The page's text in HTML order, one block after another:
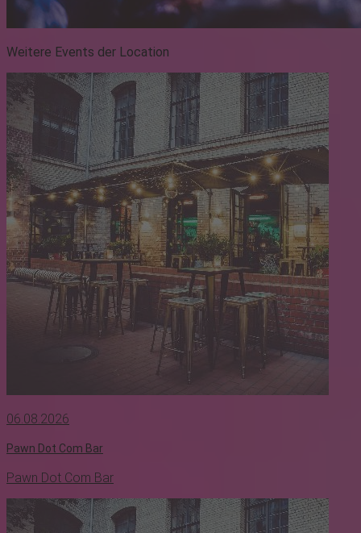
Weitere Events der Location
06.08.2026
Pawn Dot Com Bar
Pawn Dot Com Bar